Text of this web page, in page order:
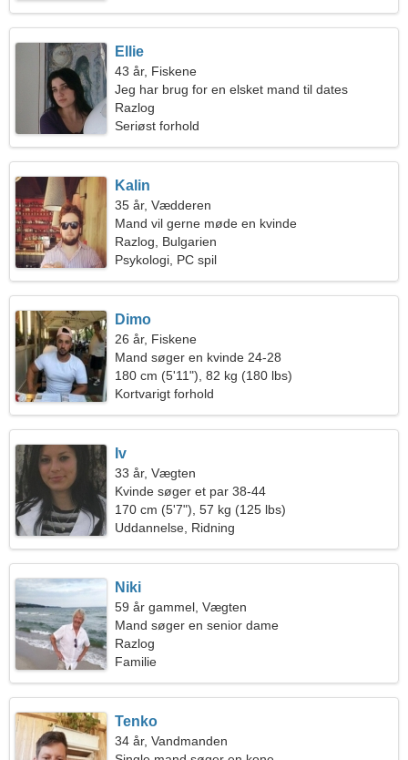
Ellie
43 år, Fiskene
Jeg har brug for en elsket mand til dates
Razlog
Seriøst forhold
Kalin
35 år, Vædderen
Mand vil gerne møde en kvinde
Razlog, Bulgarien
Psykologi, PC spil
Dimo
26 år, Fiskene
Mand søger en kvinde 24-28
180 cm (5'11"), 82 kg (180 lbs)
Kortvarigt forhold
Iv
33 år, Vægten
Kvinde søger et par 38-44
170 cm (5'7"), 57 kg (125 lbs)
Uddannelse, Ridning
Niki
59 år gammel, Vægten
Mand søger en senior dame
Razlog
Familie
Tenko
34 år, Vandmanden